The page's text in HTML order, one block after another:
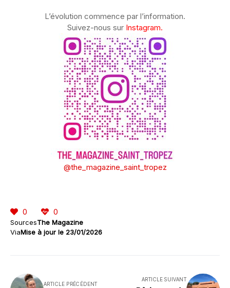
L’évolution commence par l’information.
Suivez-nous sur Instagram.
@the_magazine_saint_tropez
0 0
SourcesThe Magazine
ViaMise à jour le 23/01/2026
ARTICLE PRÉCÉDENT
ARTICLE SUIVANT